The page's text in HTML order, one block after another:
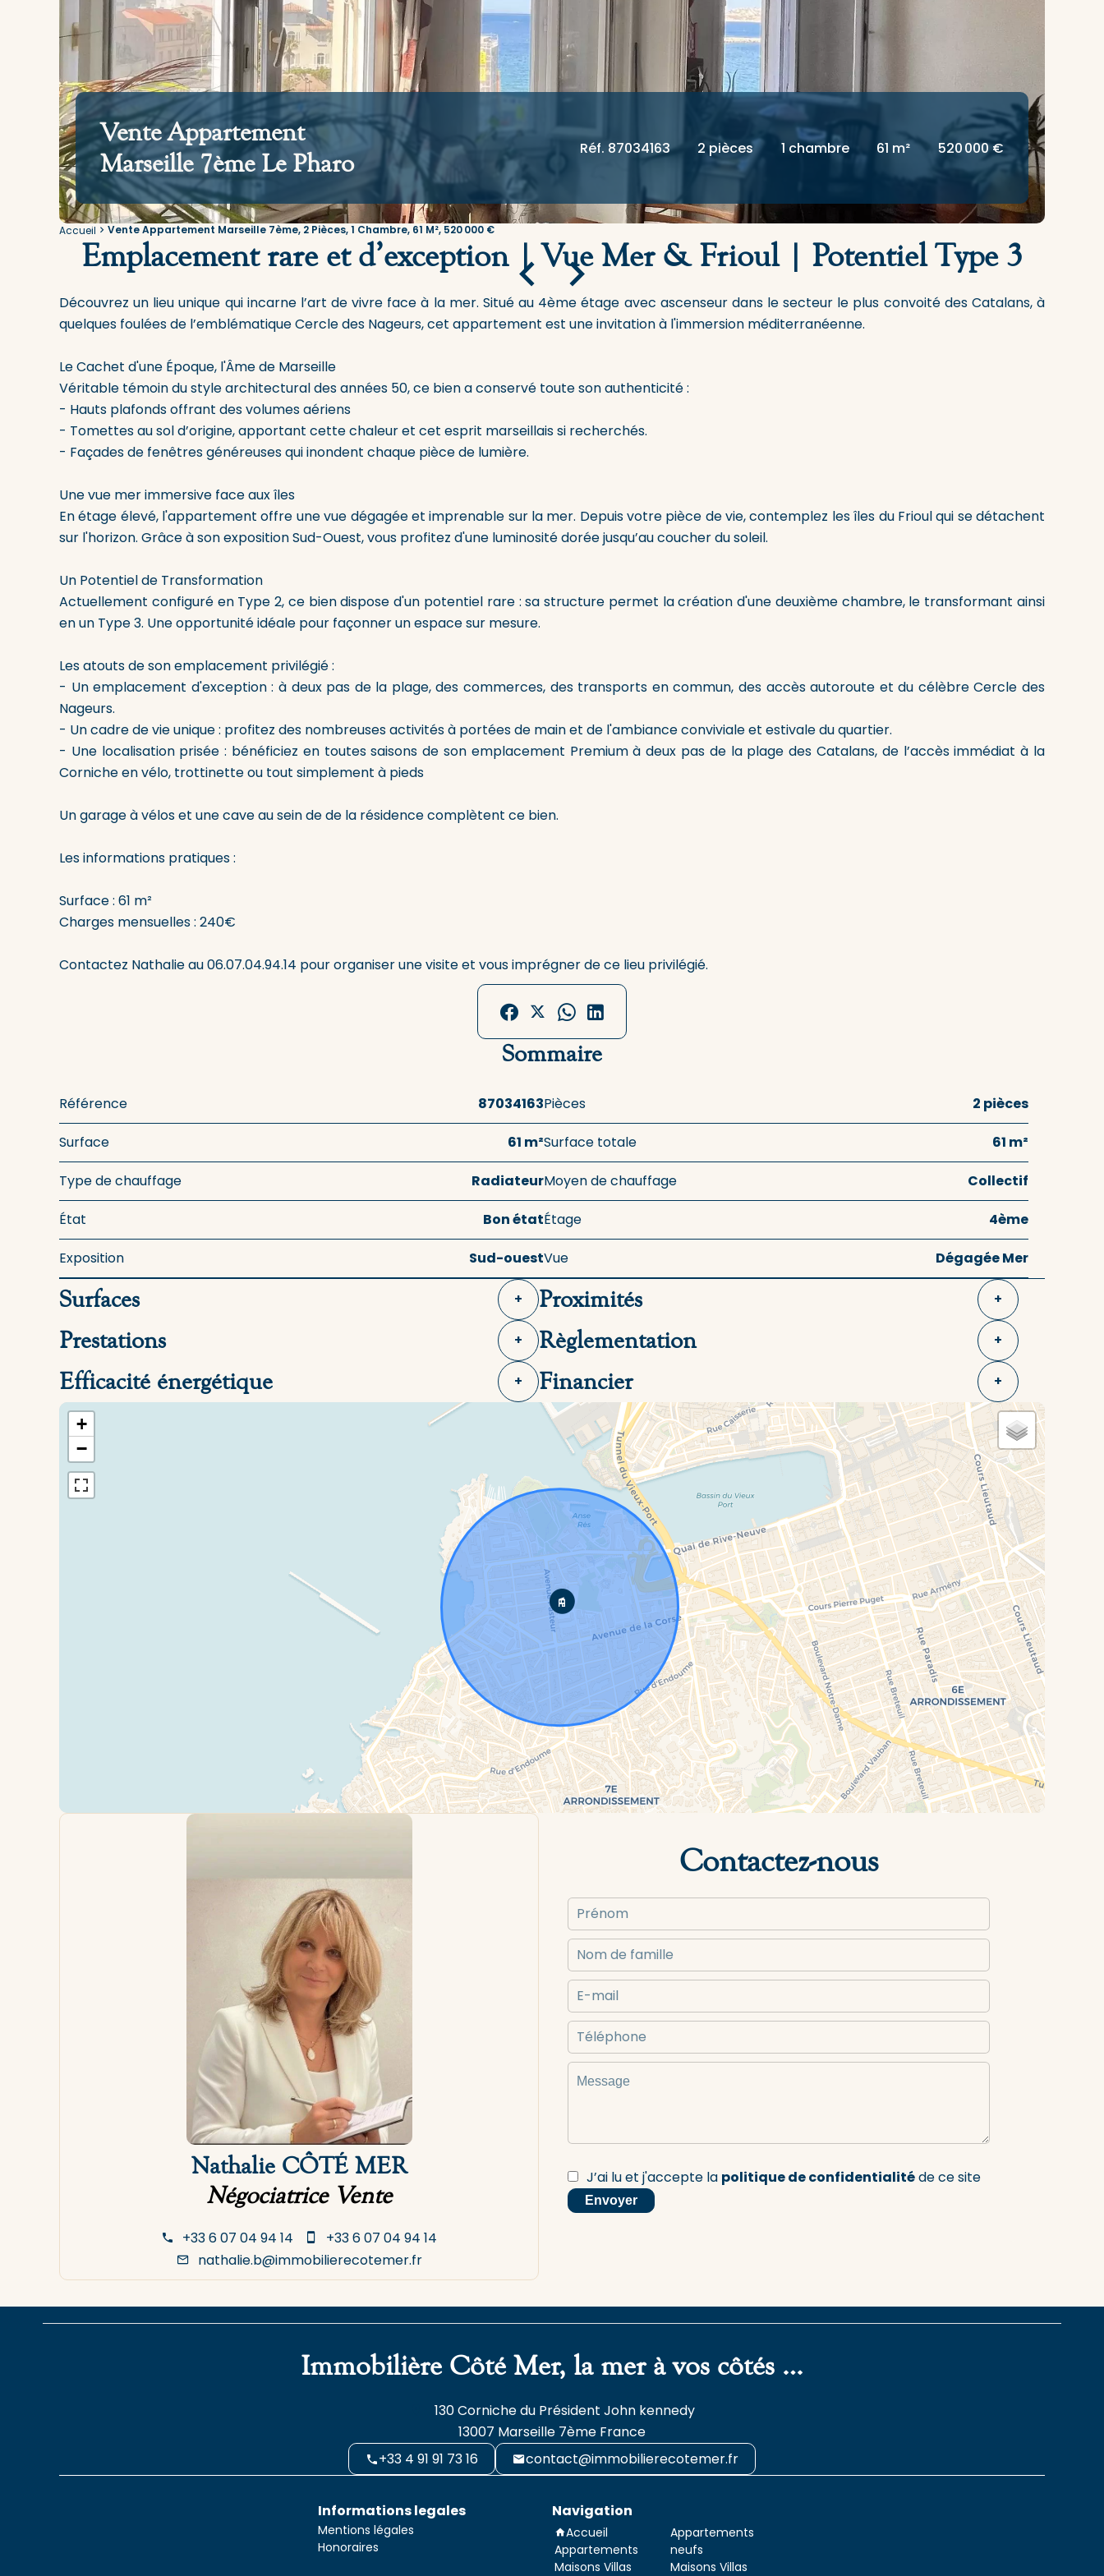
Vente Appartement
Marseille 7ème Le Pharo
Réf. 87034163 2 pièces 1 chambre 61 m² 520 000 €
Accueil Vente Appartement Marseille 7ème, 2 Pièces, 1 Chambre, 61 M², 520 000 €
Emplacement rare et d’exception | Vue Mer & Frioul | Potentiel Type 3
Découvrez un lieu unique qui incarne l’art de vivre face à la mer. Situé au 4ème étage avec ascenseur dans le secteur le plus convoité des Catalans, à
quelques foulées de l’emblématique Cercle des Nageurs, cet appartement est une invitation à l'immersion méditerranéenne.
Le Cachet d'une Époque, l'Âme de Marseille
Véritable témoin du style architectural des années 50, ce bien a conservé toute son authenticité :
- Hauts plafonds offrant des volumes aériens
- Tomettes au sol d’origine, apportant cette chaleur et cet esprit marseillais si recherchés.
- Façades de fenêtres généreuses qui inondent chaque pièce de lumière.
Une vue mer immersive face aux îles
En étage élevé, l'appartement offre une vue dégagée et imprenable sur la mer. Depuis votre pièce de vie, contemplez les îles du Frioul qui se détachent
sur l'horizon. Grâce à son exposition Sud-Ouest, vous profitez d'une luminosité dorée jusqu’au coucher du soleil.
Un Potentiel de Transformation
Actuellement configuré en Type 2, ce bien dispose d'un potentiel rare : sa structure permet la création d'une deuxième chambre, le transformant ainsi
en un Type 3. Une opportunité idéale pour façonner un espace sur mesure.
Les atouts de son emplacement privilégié :
- Un emplacement d'exception : à deux pas de la plage, des commerces, des transports en commun, des accès autoroute et du célèbre Cercle des
Nageurs.
- Un cadre de vie unique : profitez des nombreuses activités à portées de main et de l'ambiance conviviale et estivale du quartier.
- Une localisation prisée : bénéficiez en toutes saisons de son emplacement Premium à deux pas de la plage des Catalans, de l’accès immédiat à la
Corniche en vélo, trottinette ou tout simplement à pieds
Un garage à vélos et une cave au sein de de la résidence complètent ce bien.
Les informations pratiques :
Surface : 61 m²
Charges mensuelles : 240€
Contactez Nathalie au 06.07.04.94.14 pour organiser une visite et vous imprégner de ce lieu privilégié.
Sommaire
Référence 87034163Pièces 2 pièces
Surface 61 m²Surface totale 61 m²
Type de chauffage RadiateurMoyen de chauffage Collectif
État Bon étatÉtage 4ème
Exposition Sud-ouestVue Dégagée Mer
Surfaces + Proximités +
Prestations + Règlementation +
Efficacité énergétique + Financier +
+
−
Nathalie CÔTÉ MER
Négociatrice Vente
+33 6 07 04 94 14
+33 6 07 04 94 14
nathalie.b@immobilierecotemer.fr
Contactez-nous
J’ai lu et j'accepte la politique de confidentialitéde ce site
Envoyer
Immobilière Côté Mer, la mer à vos côtés …
130 Corniche du Président John kennedy
13007 Marseille 7ème France
+33 4 91 91 73 16
contact@immobilierecotemer.fr
Informations legales
Mentions légales
Honoraires
Navigation
Accueil
Appartements
Maisons Villas
Appartements
neufs
Maisons Villas